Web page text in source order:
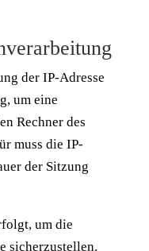
der IP-Adresse
um eine
Rechner des
muss die IP-
der Sitzung
um die
sicherzustellen.